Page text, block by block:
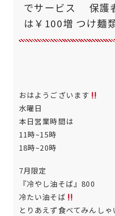
でサービス 保護
は￥100増 つけ麺
おはようございます
水曜日
本日営業時間は
11時~15時
18時~20時
7月限定
『冷やし油そば』800
冷たい油そば
とりあえず食べてみんしゃ